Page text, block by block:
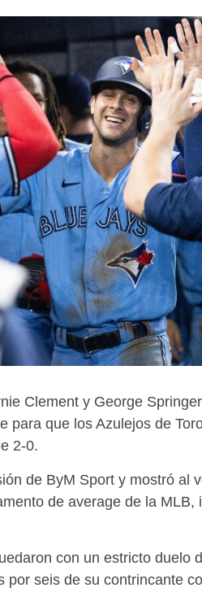
Clement y George
para que los Azulejos de
2-0.
de ByM Sport y mostró al
de average de la MLB,
con un estricto duelo
por seis de su contrincante